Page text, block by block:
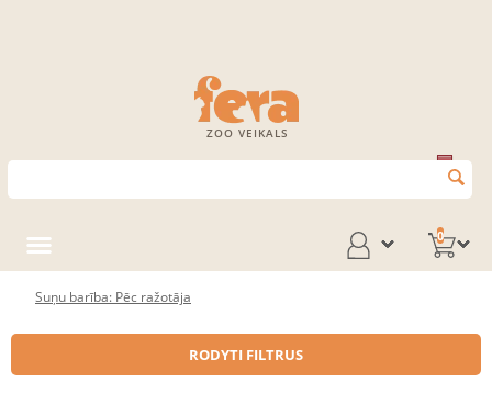
ZOO VEIKALS
0
Suņu barība: Pēc ražotāja
RODYTI FILTRUS